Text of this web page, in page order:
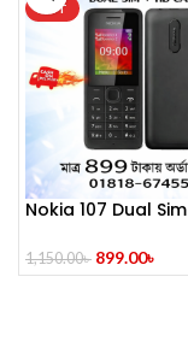
HOT
Nokia 107 Dual Sim
1,150.00৳ 899.00৳